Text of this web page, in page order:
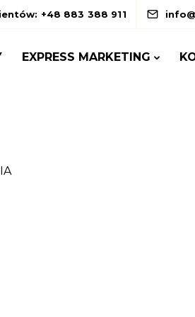
+48 883 388 911
EXPRESS MARKETING